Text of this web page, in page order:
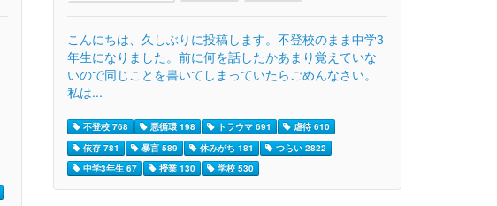
こんにちは、久しぶりに投稿します。不登校のまま中学3
年生になりました。前に何を話したかあまり覚えていな
いので同じことを書いてしまっていたらごめんなさい。
私は...
不登校 768 悪循環 198 トラウマ 691
虐待 610
依存 781
暴言 589 休みがち 181
つらい 2822
中学3年生 67
授業 130 学校 530